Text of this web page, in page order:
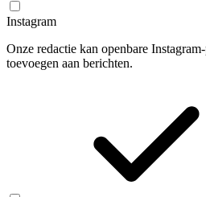
Instagram
Onze redactie kan openbare
toevoegen aan berichten.